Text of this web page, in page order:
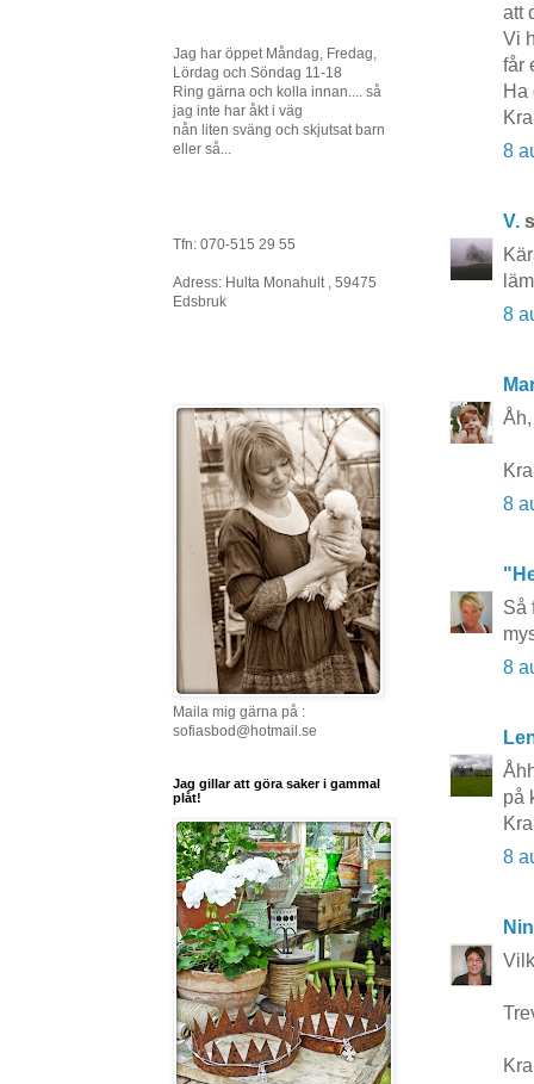
att
Vi
får
Ha
8
V.
8
8
Så
8
på
8
Jag har öppet Måndag, Fredag,
Lördag och Söndag 11-18
Ring gärna och kolla innan.... så
jag inte har åkt i väg
nån liten sväng och skjutsat barn
eller så...
Tfn: 070-515 29 55
Adress: Hulta Monahult , 59475
Edsbruk
Maila mig gärna på :
sofiasbod@hotmail.se
Jag gillar att göra saker i gammal
plåt!